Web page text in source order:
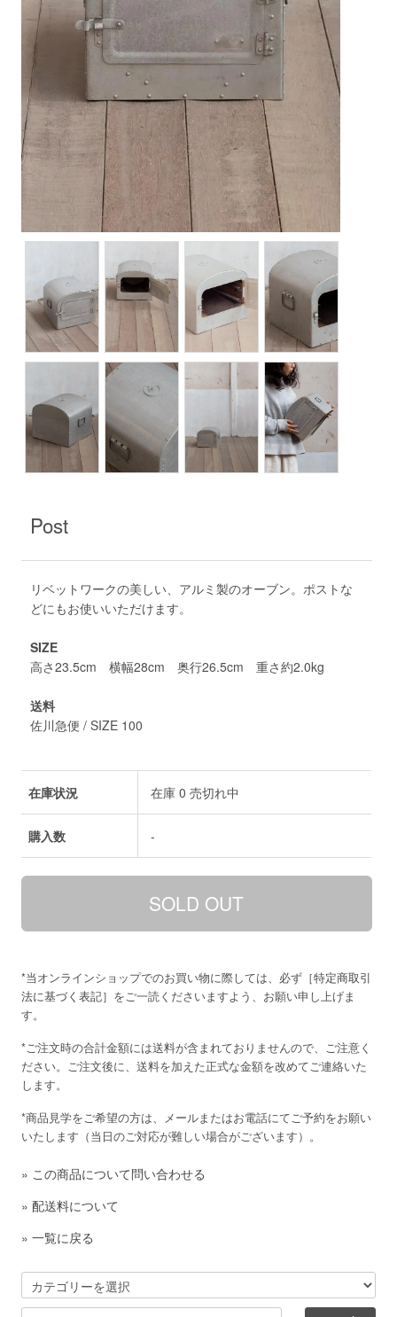
Post
リベットワークの美しい、アルミ製のオーブン。ポストな
どにもお使いいただけます。
SIZE
高さ23.5cm 横幅28cm 奥行26.5cm 重さ約2.0kg
送料
佐川急便 / SIZE 100
在庫状況 在庫 0 売切れ中
購入数 -
*当オンラインショップでのお買い物に際しては、必ず［特定商取引
法に基づく表記］をご一読くださいますよう、お願い申し上げま
す。
*ご注文時の合計金額には送料が含まれておりませんので、ご注意く
ださい。ご注文後に、送料を加えた正式な金額を改めてご連絡いた
します。
*商品見学をご希望の方は、メールまたはお電話にてご予約をお願い
いたします（当日のご対応が難しい場合がございます）。
» この商品について問い合わせる
»配送料について
»一覧に戻る